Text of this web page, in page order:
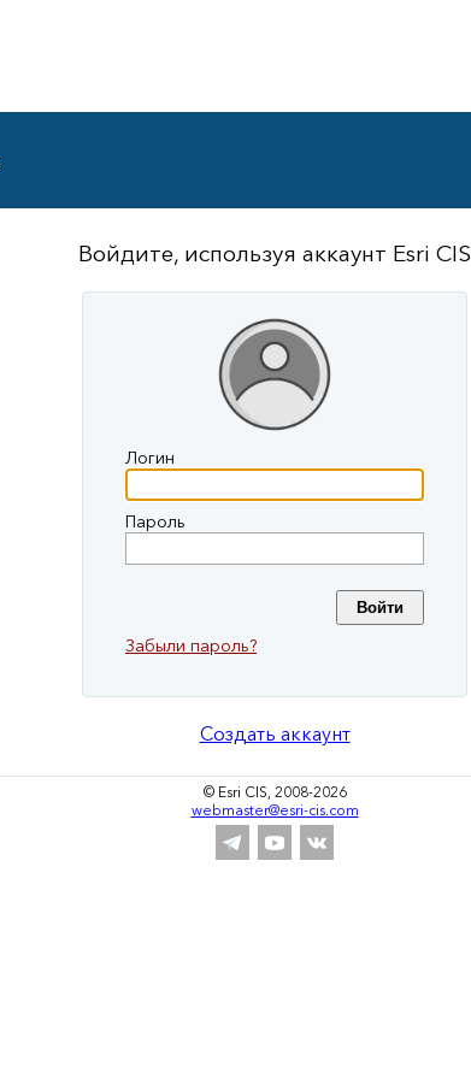
Войдите, используя аккаунт Esri CIS
Логин
Пароль
Забыли пароль?
Создать аккаунт
© Esri CIS, 2008-2026
webmaster@esri-cis.com